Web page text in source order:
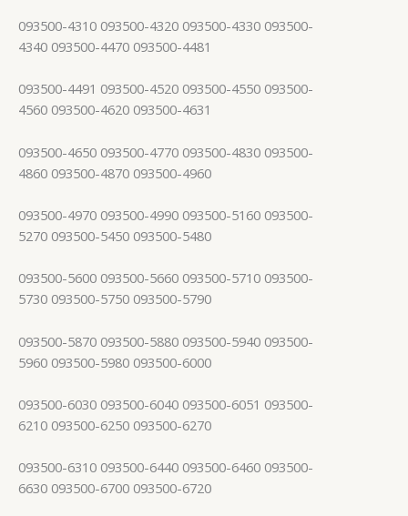
093500-4310 093500-4320 093500-4330 093500-
4340 093500-4470 093500-4481
093500-4491 093500-4520 093500-4550 093500-
4560 093500-4620 093500-4631
093500-4650 093500-4770 093500-4830 093500-
4860 093500-4870 093500-4960
093500-4970 093500-4990 093500-5160 093500-
5270 093500-5450 093500-5480
093500-5600 093500-5660 093500-5710 093500-
5730 093500-5750 093500-5790
093500-5870 093500-5880 093500-5940 093500-
5960 093500-5980 093500-6000
093500-6030 093500-6040 093500-6051 093500-
6210 093500-6250 093500-6270
093500-6310 093500-6440 093500-6460 093500-
6630 093500-6700 093500-6720